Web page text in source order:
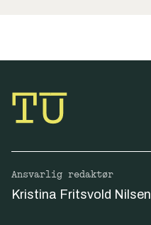
Ansvarlig redaktør
Kristina Fritsvold Nilsen